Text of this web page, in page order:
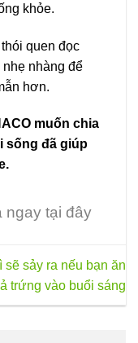
khỏe.
quen đọc
nhàng để
hơn.
muốn chia
sống đã giúp
ngay tại đây
sẽ sảy ra nếu bạn ăn
trứng vào buổi sáng